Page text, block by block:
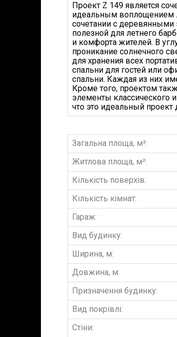
Проект Z 149 является
идеальным воплощением
сочетании с
полезной для летнего
и комфорта жителей. В
проникание солнечного
для хранения всех
спальни для гостей или
спальни. Каждая из них
Кроме того, проектом
элементы классического
что это идеальный
Загальна площа, м²:
Житлова площа, м²:
Кількість поверхів:
Кількість кімнат:
Гараж:
Вид будинку:
Ширина, м:
Довжина, м:
Призначення будинку:
Вид покрівлі:
Стіни: